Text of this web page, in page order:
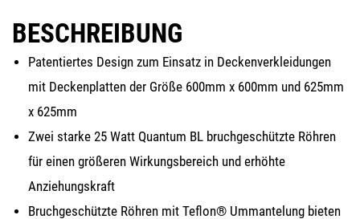
BESCHREIBUNG
Paten­tier­tes Design zum Ein­satz in Decken­ver­klei­dun­gen
mit Decken­plat­ten der Grö­ße 600mm x 600mm und 625mm
x 625mm
Zwei star­ke 25 Watt Quan­tum BL bruch­ge­schütz­te Röh­ren
für einen grö­ße­ren Wir­kungs­be­reich und erhöh­te
Anziehungskraft
Bruch­ge­schütz­te Röh­ren mit Tef­lon® Umman­te­lung bie­ten